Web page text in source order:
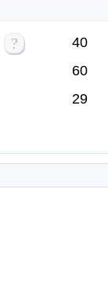
?
40
60
29